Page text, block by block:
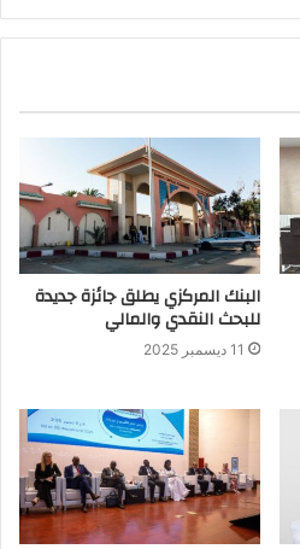
البنك المركزي يطلق جائزة جديدة
للبحث النقدي والمالي
11 ديسمبر 2025